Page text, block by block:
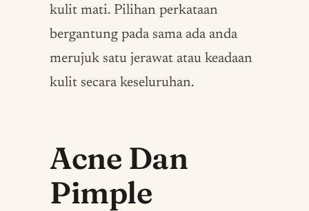
kulit mati. Pilihan perkataan
bergantung pada sama ada anda
merujuk satu jerawat atau keadaan
kulit secara keseluruhan.
Acne Dan
Pimple